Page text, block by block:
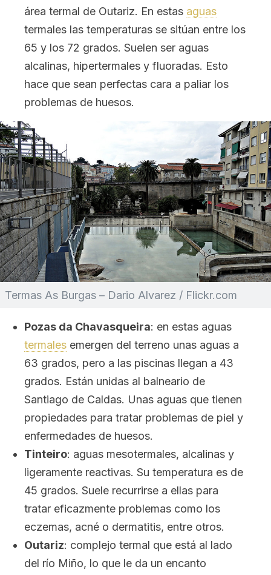
área termal de Outariz. En estas aguas
termales las temperaturas se sitúan entre los
65 y los 72 grados. Suelen ser aguas
alcalinas, hipertermales y fluoradas. Esto
hace que sean perfectas cara a paliar los
problemas de huesos.
Termas As Burgas – Dario Alvarez / Flickr.com
Pozas da Chavasqueira: en estas aguas
termales emergen del terreno unas aguas a
63 grados, pero a las piscinas llegan a 43
grados. Están unidas al balneario de
Santiago de Caldas. Unas aguas que tienen
propiedades para tratar problemas de piel y
enfermedades de huesos.
Tinteiro: aguas mesotermales, alcalinas y
ligeramente reactivas. Su temperatura es de
45 grados. Suele recurrirse a ellas para
tratar eficazmente problemas como los
eczemas, acné o dermatitis, entre otros.
Outariz: complejo termal que está al lado
del río Miño, lo que le da un encanto